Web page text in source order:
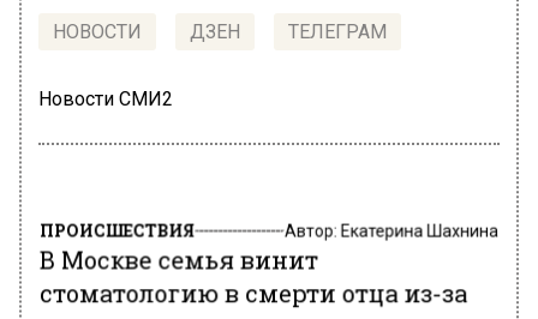
НОВОСТИ ДЗЕН ТЕЛЕГРАМ
Новости СМИ2
ПРОИСШЕСТВИЯ Автор: Екатерина Шахнина
В Москве семья винит
стоматологию в смерти отца из-за